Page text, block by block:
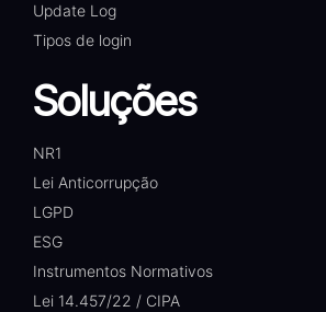
Update Log
Tipos de login
Soluções
NR1
Lei Anticorrupção
LGPD
ESG
Instrumentos Normativos
Lei 14.457/22 / CIPA